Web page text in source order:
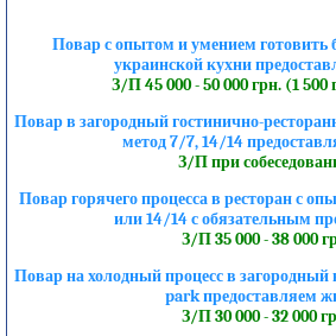
Повар с опытом и умением готовить
украинской кухни
З/П 45 000 - 50 000 грн. (1
Повар в загородный гостинично-
метод 7/7, 14/14
З/П при
Повар горячего процесса в ресторан с
или 14/14 с обязательным
З/П 35 000 - 38 000
Повар на холодный процесс в
park предоставляем
З/П 30 000 - 32 000